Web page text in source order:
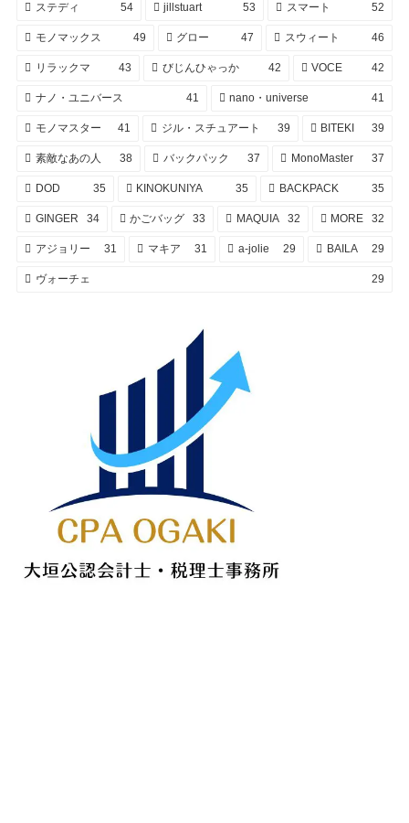
ステディ 54 jillstuart 53 スマート 52
モノマックス 49 グロー 47 スウィート 46
リラックマ 43 びじんひゃっか 42 VOCE 42
ナノ・ユニバース 41 nano・universe 41
モノマスター 41 ジル・スチュアート 39 BITEKI 39
素敵なあの人 38 バックパック 37 MonoMaster 37
DOD 35 KINOKUNIYA 35 BACKPACK 35
GINGER 34 かごバッグ 33 MAQUIA 32 MORE 32
アジョリー 31 マキア 31 a-jolie 29 BAILA 29
ヴォーチェ 29